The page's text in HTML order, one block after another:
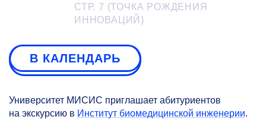
СТР. 7 (ТОЧКА РОЖДЕНИЯ
ИННОВАЦИЙ)
В КАЛЕНДАРЬ
Университет МИСИС приглашает абитуриентов
на экскурсию в Институт биомедицинской инженерии.